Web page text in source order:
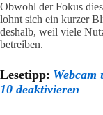
Obwohl der Fokus
lohnt sich ein kurzer
deshalb, weil viele
betreiben.
Lesetipp: Webcam
10 deaktivieren